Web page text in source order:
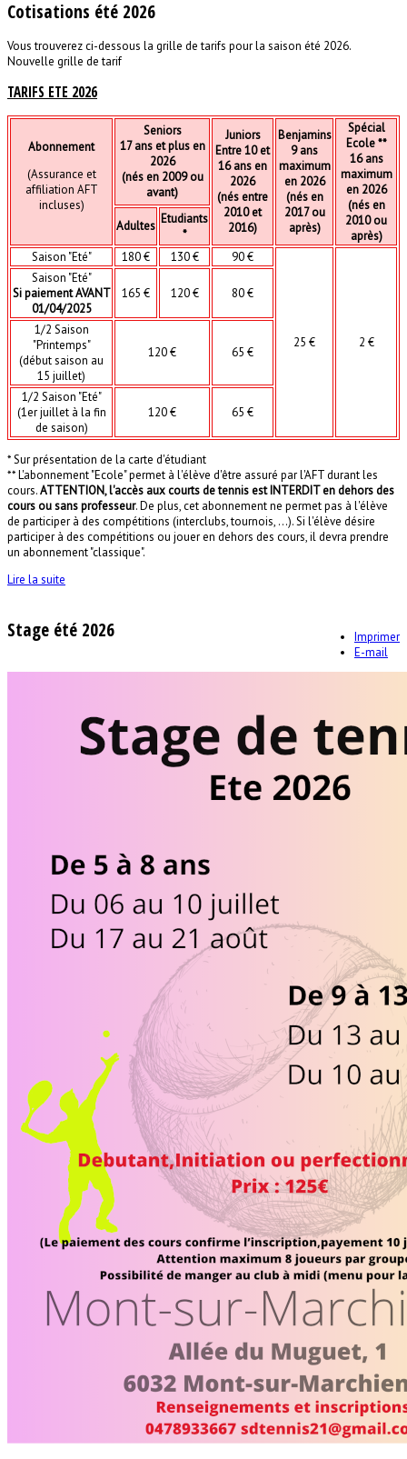
Cotisations été 2026
Vous trouverez ci-dessous la grille de tarifs pour la saison été 2026.
Nouvelle grille de tarif
TARIFS ETE 2026
Abonnement
(Assurance et
affiliation AFT
incluses)
Seniors
17 ans et plus en
2026
(nés en 2009 ou
avant)
Juniors
Entre 10 et
16 ans en
2026
(nés entre
2010 et
2016)
Benjamins
9 ans
maximum
en 2026
(nés en
2017 ou
après)
Spécial
Ecole **
16 ans
maximum
en 2026
(nés en
2010 ou
après)
Adultes Etudiants
*
Saison "Eté"
180 € 130 € 90 €
25 € 2 €
Saison "Eté"
Si paiement AVANT
01/04/2025
165 € 120 € 80 €
1/2 Saison
"Printemps"
(début saison au
15 juillet)
120 € 65 €
1/2 Saison "Eté"
(1er juillet à la fin
de saison)
120 € 65 €
* Sur présentation de la carte d'étudiant
** L'abonnement "Ecole" permet à l'élève d'être assuré par l'AFT durant les
cours.ATTENTION, l'accès aux courts de tennis est INTERDIT en dehors des
cours ou sans professeur. De plus, cet abonnement ne permet pas à l'élève
de participer à des compétitions (interclubs, tournois, ...). Si l'élève désire
participer à des compétitions ou jouer en dehors des cours, il devra prendre
un abonnement "classique".
Lire la suite
Imprimer
E-mail
Stage été 2026